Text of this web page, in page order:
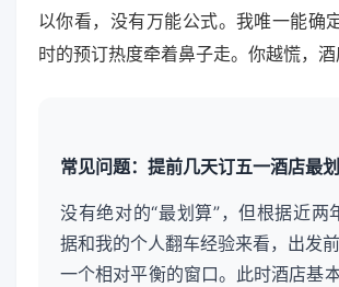
以你看，没有万能公式。我唯一能确
时的预订热度牵着鼻子走。你越慌，酒
常见问题：提前几天订五一酒店最划
没有绝对的“最划算”，但根据近两
据和我的个人翻车经验来看，出发
一个相对平衡的窗口。此时酒店基